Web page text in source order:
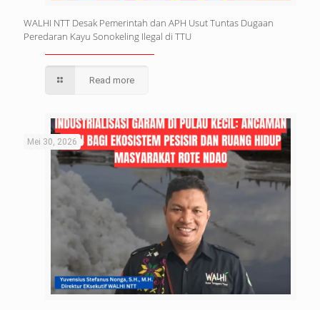
WALHI NTT Desak Pemerintah dan APH Usut Tuntas Dugaan
Peredaran Kayu Sonokeling Ilegal di TTU
Read more
Mei 30, 2026